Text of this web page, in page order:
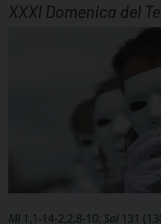
XXXI Domenica del
Ml 1,1-14-2,2.8-10; Sal 131